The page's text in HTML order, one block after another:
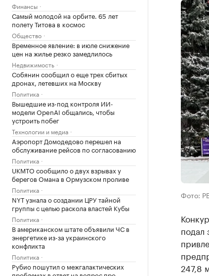
Финансы
Самый молодой на орбите. 65 лет
полету Титова в космос
Общество
Временное явление: в июле снижение
цен на жилье резко замедлилось
Недвижимость
Собянин сообщил о еще трех сбитых
дронах, летевших на Москву
Политика
Вышедшие из-под контроля ИИ-
модели OpenAI общались, чтобы
устроить побег
Технологии и медиа
Аэропорт Домодедово перешел на
обслуживание рейсов по согласованию
Политика
UKMTO сообщило о двух взрывах у
берегов Омана в Ормузском проливе
Политика
NYT узнала о создании ЦРУ тайной
группы с целью раскола властей Кубы
Политика
В американском штате объявили ЧС в
энергетике из-за украинского
конфликта
Политика
Рубио пошутил о межгалактических
Фото:
подал
247,8